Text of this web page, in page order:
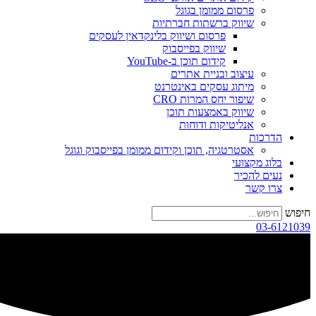
פרסום ממומן בגוגל
שיווק ברשתות חברתיות
פרסום ושיווק בלינקדאין לעסקים
שיווק בפייסבוק
קידום תוכן ב-YouTube
עיצוב ובניית אתרים
מיתוג עסקים באינטרנט
שיפור יחס המרות CRO
שיווק באמצעות תוכן
אנליטיקות ודוחות
הדרכות
אסטרטגיה, תוכן וקידום ממומן בפייסבוק וגוגל
בלוג מקצועי
נעים להכיר
צרו קשר
חיפוש
03-6121039